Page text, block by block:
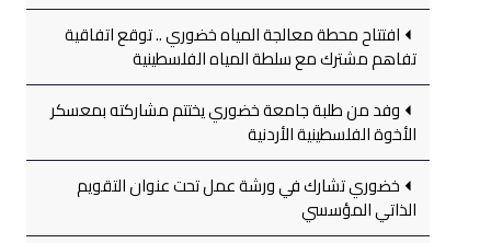
افتتاح محطة معالجة المياه خضوري .. توقع اتفاقية
تفاهم مشترك مع سلطة المياه الفلسطينية
وفد من طلبة جامعة خضوري يختتم مشاركته بمعسكر
الأخوة الفلسطينية الأردنية
خضوري تشارك في ورشة عمل تحت عنوان التقويم
الذاتي المؤسسي